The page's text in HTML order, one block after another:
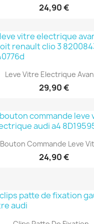
24,90 €
Aperçu rapide
Leve Vitre Electrique
29,90 €
Aperçu rapide
Bouton Commande Leve
24,90 €
Aperçu rapide